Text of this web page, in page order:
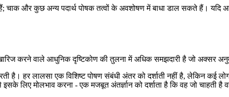
हैं; चाक और कुछ अन्य पदार्थ पोषक तत्वों के अवशोषण में बाधा डाल सकते हैं।
करने वाले आधुनिक दृष्टिकोण की तुलना में अधिक समझदारी है जो अक्सर
है। हर लालसा एक विशिष्ट पोषण संबंधी अंतर को दर्शाती नहीं है, लेकिन कई
लिए मोलभाव करना - एक मजबूत अंतर्ज्ञान को दर्शाता है कि वह जो चाहती